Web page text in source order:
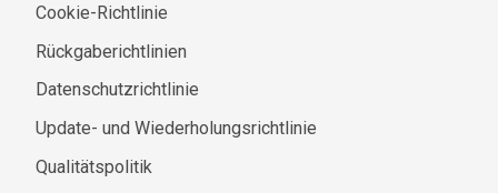
Cookie-Richtlinie
Rückgaberichtlinien
Datenschutzrichtlinie
Update- und Wiederholungsrichtlinie
Qualitätspolitik